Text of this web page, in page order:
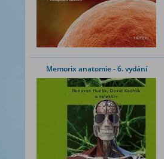
Memorix anatomie - 6. vydání